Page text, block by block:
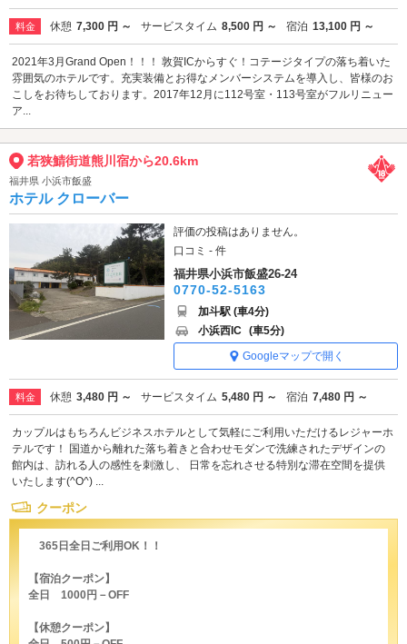
料金 休憩 7,300 円 ～ サービスタイム 8,500 円 ～ 宿泊 13,100 円 ～
2021年3月Grand Open！！！ 敦賀ICからすぐ！コテージタイプの落ち着いた
雰囲気のホテルです。充実装備とお得なメンバーシステムを導入し、皆様のお
こしをお待ちしております。2017年12月に112号室・113号室がフルリニュー
ア...
若狭鯖街道熊川宿から20.6km
福井県 小浜市飯盛
ホテル クローバー
評価の投稿はありません。
口コミ - 件
福井県小浜市飯盛26-24
0770-52-5163
加斗駅 (車4分)
小浜西IC (車5分)
Googleマップで開く
料金 休憩 3,480 円 ～ サービスタイム 5,480 円 ～ 宿泊 7,480 円 ～
カップルはもちろんビジネスホテルとして気軽にご利用いただけるレジャーホ
テルです！ 国道から離れた落ち着きと合わせモダンで洗練されたデザインの
館内は、訪れる人の感性を刺激し、 日常を忘れさせる特別な滞在空間を提供
いたします(^O^) ...
クーポン
365日全日ご利用OK！！
【宿泊クーポン】
全日 1000円－OFF
【休憩クーポン】